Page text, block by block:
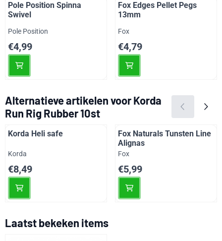
Pole Position Spinna
Swivel
Merk:
Pole Position
Prijs: 4,99
€4,99
Fox Edges Pellet Pegs
13mm
Merk:
Fox
Prijs: 4,79
€4,79
Alternatieve artikelen voorKorda
Run Rig Rubber 10st
Korda Heli safe
Merk:
Korda
Prijs: 8,49
€8,49
Fox Naturals Tunsten Line
Alignas
Merk:
Fox
Prijs: 5,99
€5,99
Laatst bekeken items